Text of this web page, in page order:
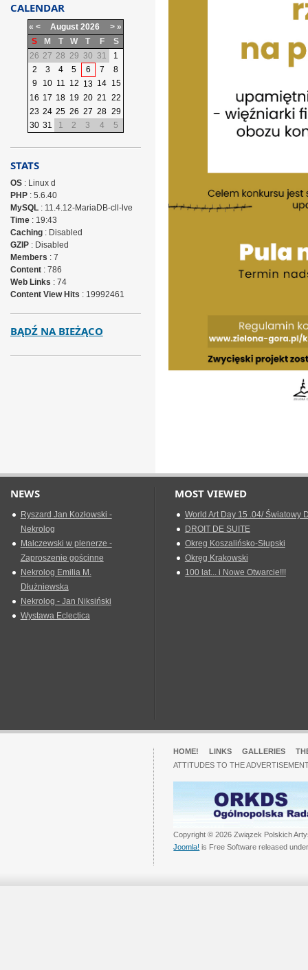
CALENDAR
« < August 2026 > »
S
M T W T F
S
26 27 28 29 30 31
1
2
3 4 5 6 7
8
9
10 11 12 13 14 15
16 17 18 19 20 21 22
23 24 25 26 27 28 29
30 31 1 2 3 4 5
STATS
OS: Linux d
PHP: 5.6.40
MySQL: 11.4.12-MariaDB-cll-lve
Time: 19:43
Caching: Disabled
GZIP: Disabled
Members : 7
Content: 786
Web Links : 74
Content View Hits : 19992461
BĄDŹ NA BIEŻĄCO
NEWS
Ryszard Jan Kozłowski -
Nekrolog
Malczewski w plenerze -
Zaproszenie gościnne
Nekrolog Emilia M.
Dłużniewska
Nekrolog - Jan Niksiński
Wystawa Eclectica
MOST VIEWED
World Art Day 15 .04/ Światowy
DROIT DE SUITE
Okreg Koszalińsko-Słupski
Okręg Krakowski
100 lat... i Nowe Otwarcie!!!
HOME! LINKS GALLERIES
ATTITUDES TO THE
Copyright © 2026 Związek Polskich
Joomla! is Free Software released